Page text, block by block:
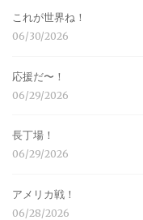
これが世界ね！
06/30/2026
応援だ〜！
06/29/2026
長丁場！
06/29/2026
アメリカ戦！
06/28/2026